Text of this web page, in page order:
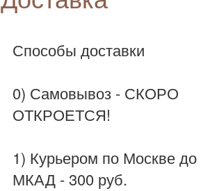
Способы доставки
0) Самовывоз - СКОРО
ОТКРОЕТСЯ!
1) Курьером по Москве до
МКАД - 300 руб.